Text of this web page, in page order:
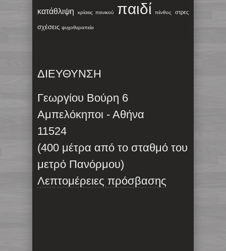
κατάθλιψη κρίσεις πανικού παιδί πένθος στρες
σχέσεις ψυχοθεραπεία
ΔΙΕΥΘΥΝΣΗ
Γεωργίου Βούρη 6
Αμπελόκηποι - Αθήνα
11524
(400 μέτρα από το σταθμό του
μετρό Πανόρμου)
Λεπτομέρειες πρόσβασης